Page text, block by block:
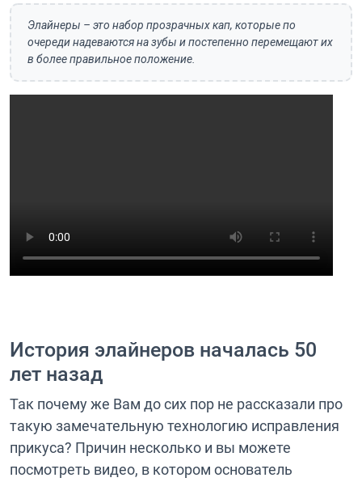
Элайнеры – это набор прозрачных кап, которые по
очереди надеваются на зубы и постепенно перемещают их
в более правильное положение.
История элайнеров началась 50
лет назад
Так почему же Вам до сих пор не рассказали про
такую замечательную технологию исправления
прикуса? Причин несколько и вы можете
посмотреть видео, в котором основатель